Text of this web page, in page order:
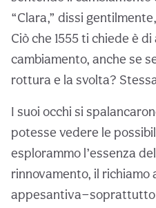
“Clara,” dissi
Ciò che 1555 ti chiede è
cambiamento, anche se
rottura e la svolta?
I suoi occhi si
potesse vedere le
esplorammo l’essenza
rinnovamento, il richiamo
appesantiva—soprattutto